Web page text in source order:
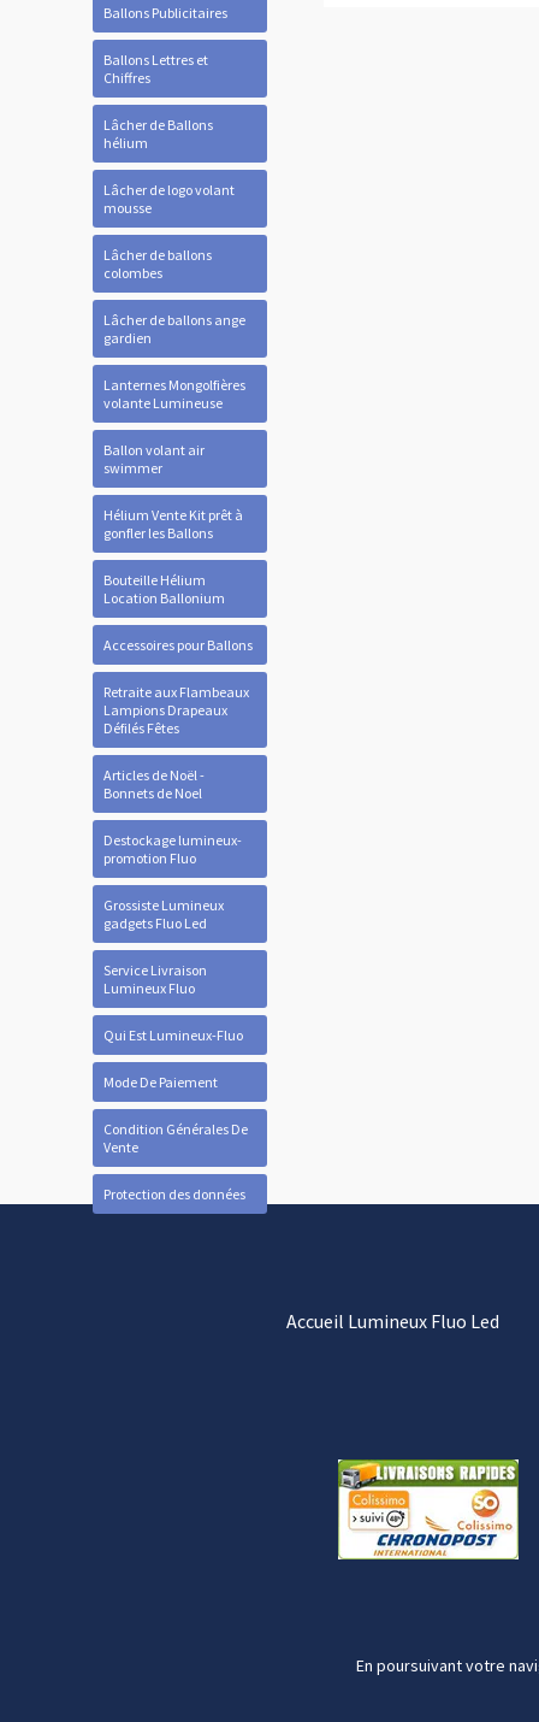
Ballons Publicitaires
Ballons Lettres et
Chiffres
Lâcher de Ballons
hélium
Lâcher de logo volant
mousse
Lâcher de ballons
colombes
Lâcher de ballons ange
gardien
Lanternes Mongolfières
volante Lumineuse
Ballon volant air
swimmer
Hélium Vente Kit prêt à
gonfler les Ballons
Bouteille Hélium
Location Ballonium
Accessoires pour Ballons
Retraite aux Flambeaux
Lampions Drapeaux
Défilés Fêtes
Articles de Noël -
Bonnets de Noel
Destockage lumineux-
promotion Fluo
Grossiste Lumineux
gadgets Fluo Led
Service Livraison
Lumineux Fluo
Qui Est Lumineux-Fluo
Mode De Paiement
Condition Générales De
Vente
Protection des données
Accueil Lumineux Fluo Led
En poursuivant votre